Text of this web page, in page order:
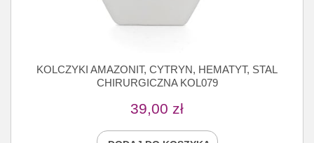
KOLCZYKI AMAZONIT, CYTRYN, HEMATYT, STAL
CHIRURGICZNA KOL079
39,00 zł